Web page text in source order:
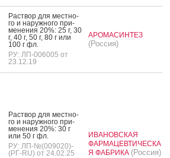
Рас­твор для мес­тно­
го и на­руж­но­го при­
мене­ния 20%: 25 г, 30
г, 40 г, 50 г, 80 г или
100 г фл.
РУ: ЛП-006005 от
23.12.19
АРОМАСИНТЕЗ
(Россия)
Рас­твор для мес­тно­
го и на­руж­но­го при­
мене­ния 20%: 30 г
или 50 г фл.
РУ: ЛП-№(009020)-
(РГ-RU) от 24.02.25
ИВАНОВСКАЯ
ФАРМАЦЕВТИЧЕСКА
Я ФАБРИКА (Россия)